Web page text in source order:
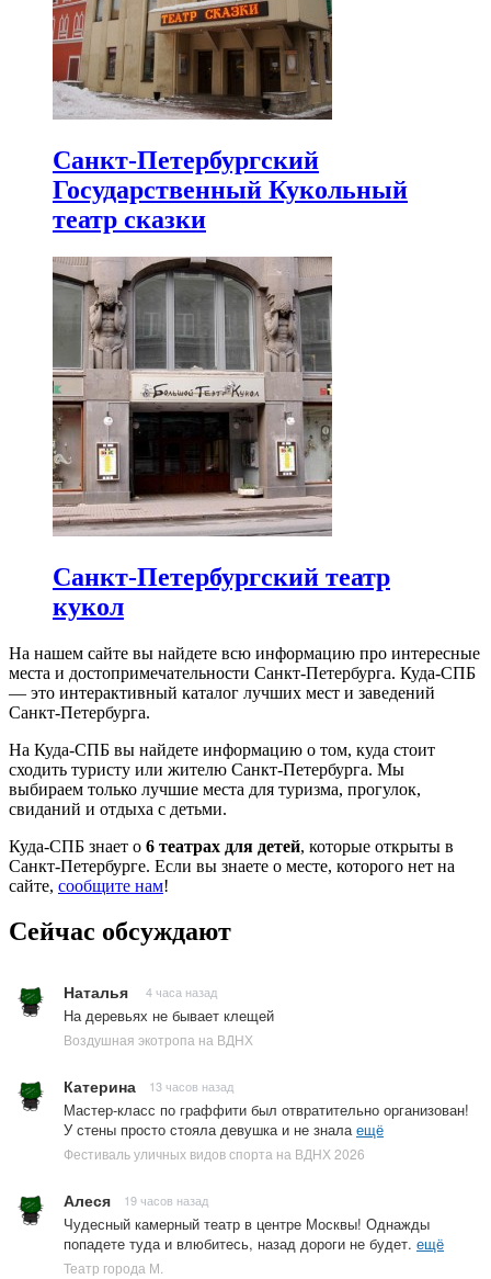
Санкт-Петербургский
Государственный Кукольный
театр сказки
Санкт-Петербургский театр
кукол
На нашем сайте вы найдете всю информацию про интересные
места и достопримечательности Санкт-Петербурга. Куда-СПБ
— это интерактивный каталог лучших мест и заведений
Санкт-Петербурга.
На Куда-СПБ вы найдете информацию о том, куда стоит
сходить туристу или жителю Санкт-Петербурга. Мы
выбираем только лучшие места для туризма, прогулок,
свиданий и отдыха с детьми.
Куда-СПБ знает о 6 театрах для детей, которые открыты в
Санкт-Петербурге. Если вы знаете о месте, которого нет на
сайте, сообщите нам!
Сейчас обсуждают
Наталья 4 часа назад
На деревьях не бывает клещей
Воздушная экотропа на ВДНХ
Катерина 13 часов назад
Мастер-класс по граффити был отвратительно организован!
У стены просто стояла девушка и не зналаещё
Фестиваль уличных видов спорта на ВДНХ 2026
Алеся 19 часов назад
Чудесный камерный театр в центре Москвы! Однажды
попадете туда и влюбитесь, назад дороги не будет. ещё
Театр города М.